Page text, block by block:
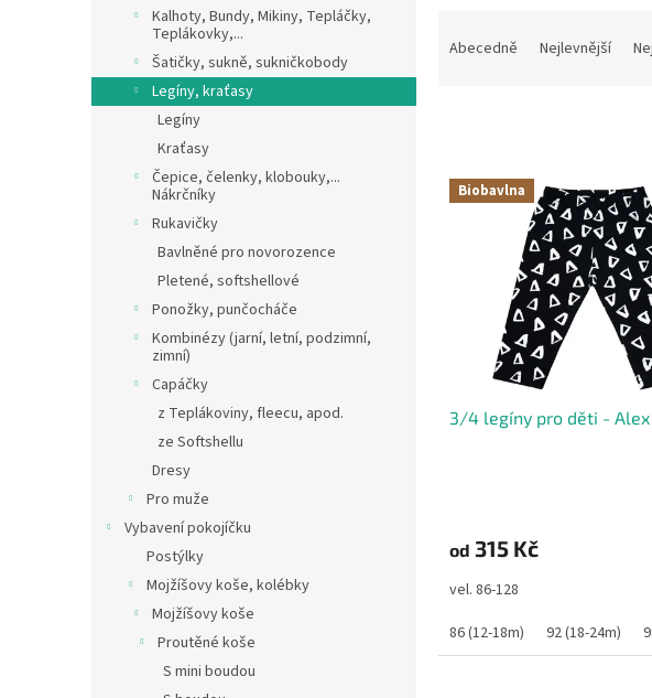
Kalhoty, Bundy, Mikiny, Tepláčky,
Teplákovky,...
Šatičky, sukně, sukničkobody
Legíny, kraťasy
Legíny
Kraťasy
Čepice, čelenky, klobouky,...
Nákrčníky
Rukavičky
Bavlněné pro novorozence
Pletené, softshellové
Ponožky, punčocháče
Kombinézy (jarní, letní, podzimní,
zimní)
Capáčky
z Teplákoviny, fleecu, apod.
ze Softshellu
Dresy
Pro muže
Vybavení pokojíčku
Postýlky
Mojžíšovy koše, kolébky
Mojžíšovy koše
Proutěné koše
S mini boudou
Abecedně Nejlevnější
V Biobavlna
3/4 legíny pro děti - Alex
od 315 Kč
vel. 86-128
86 (12-18m)
92 (18-24m)